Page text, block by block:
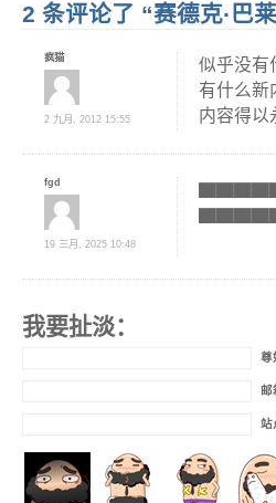
2 条评论了 “赛德克·巴
疯猫
2 九月, 2012 15:55
似乎没有
有什么新
内容得以
fgd
19 三月, 2025 10:48
▇▇▇▇▇▇
我要扯淡：
尊
邮
站